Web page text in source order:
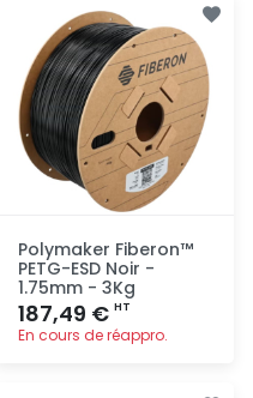
rapide
Polymaker Fiberon™
PETG-ESD Noir -
1.75mm - 3Kg
187,49 € HT
En cours de réappro.